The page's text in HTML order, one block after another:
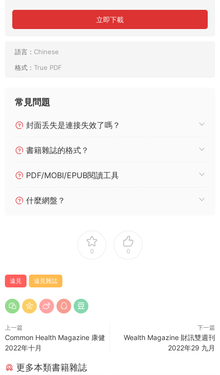
立即下載
語言： Chinese
格式： True PDF
常見問題
封面丢失是連接失效了嗎？
書籍雜誌的格式？
PDF/MOBI/EPUB閱讀工具
什麼網盤？
0 0
遠見 遠見雜誌
上一篇
Common Health Magazine 康健
2022年十月
下一篇
Wealth Magazine 財訊雙週刊
2022年29 九月
更多本類書籍雜誌